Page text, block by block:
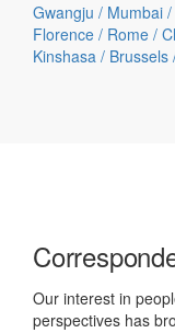
Gwangju / Mumbai /
Florence / Rome /
Kinshasa / Brussels
Our interest in
perspectives has